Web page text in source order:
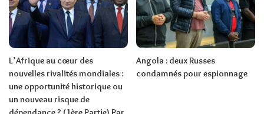
L’Afrique au cœur des
nouvelles rivalités mondiales :
une opportunité historique ou
un nouveau risque de
Angola : deux Russes
condamnés pour espionnage